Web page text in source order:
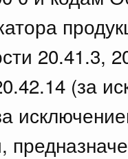
20.41.3,
(за